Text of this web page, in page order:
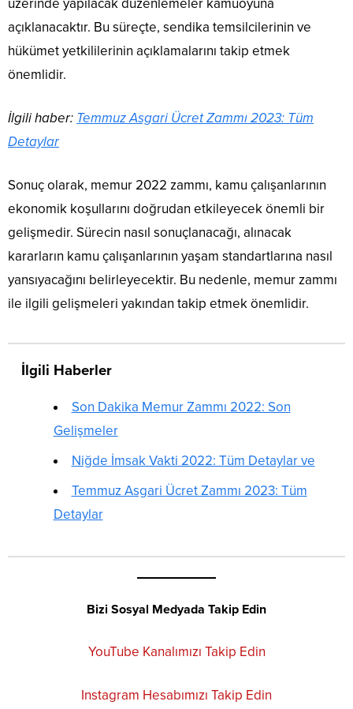
üzerinde yapılacak düzenlemeler kamuoyuna
açıklanacaktır. Bu süreçte, sendika temsilcilerinin ve
hükümet yetkililerinin açıklamalarını takip etmek
önemlidir.
İlgili haber: Temmuz Asgari Ücret Zammı 2023: Tüm
Detaylar
Sonuç olarak, memur 2022 zammı, kamu çalışanlarının
ekonomik koşullarını doğrudan etkileyecek önemli bir
gelişmedir. Sürecin nasıl sonuçlanacağı, alınacak
kararların kamu çalışanlarının yaşam standartlarına nasıl
yansıyacağını belirleyecektir. Bu nedenle, memur zammı
ile ilgili gelişmeleri yakından takip etmek önemlidir.
İlgili Haberler
Son Dakika Memur Zammı 2022: Son
Gelişmeler
Niğde İmsak Vakti 2022: Tüm Detaylar ve
Temmuz Asgari Ücret Zammı 2023: Tüm
Detaylar
Bizi Sosyal Medyada Takip Edin
YouTube Kanalımızı Takip Edin
Instagram Hesabımızı Takip Edin